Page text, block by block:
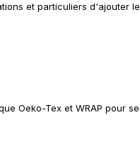
et particuliers d'ajouter
Oeko-Tex et WRAP pour